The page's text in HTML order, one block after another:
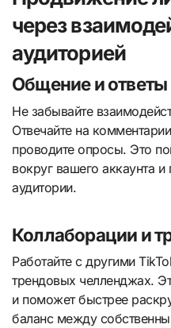
через
аудиторией
Общение и
Не забывайте
Отвечайте на
проводите опросы. Это
вокруг вашего аккаунта
аудитории.
Коллаборации и
Работайте с другими
трендовых челленджах.
и поможет быстрее
баланс между